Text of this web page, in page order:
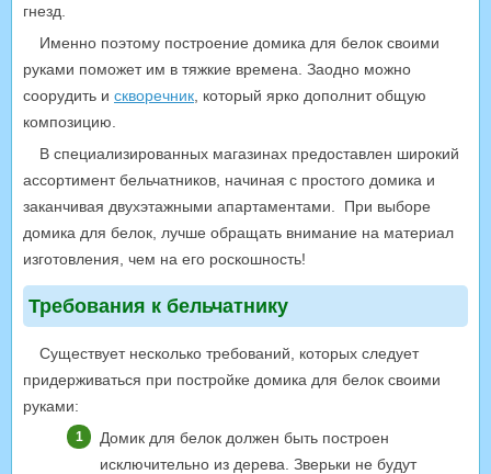
гнезд.
Именно поэтому построение домика для белок своими
руками поможет им в тяжкие времена. Заодно можно
соорудить и скворечник , который ярко дополнит общую
композицию.
В специализированных магазинах предоставлен широкий
ассортимент бельчатников, начиная с простого домика и
заканчивая двухэтажными апартаментами. При выборе
домика для белок, лучше обращать внимание на материал
изготовления, чем на его роскошность!
Требования к бельчатнику
Существует несколько требований, которых следует
придерживаться при постройке домика для белок своими
руками:
Домик для белок должен быть построен
исключительно из дерева. Зверьки не будут